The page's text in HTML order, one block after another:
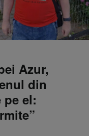
Azur,
din
pe el: